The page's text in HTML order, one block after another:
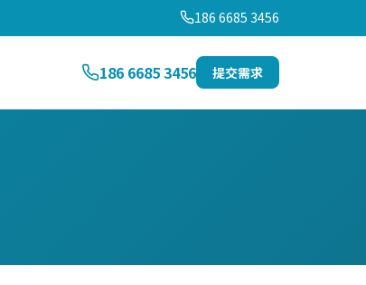
186 6685 3456
186 6685 3456 提交需求